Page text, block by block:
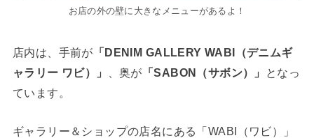
お店の外の壁に大きなメニューがあるよ！
店内は、手前が 「DENIM GALLERY WABI（デニムギ
ャラリー ワビ）」
、奥が 「SABON（サボン）」
となっ
ています。
ギャラリー＆ショップの店名にある「WABI（ワビ）」